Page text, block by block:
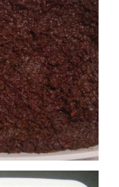
Ampliar